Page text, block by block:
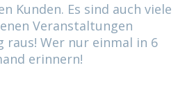
Kunden. Es sind auch viele
Veranstaltungen
raus! Wer nur einmal in 6
erinnern!